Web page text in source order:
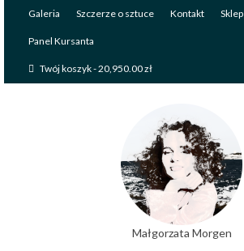
Galeria Szczerze o sztuce Kontakt Sklep
Panel Kursanta
Twój koszyk-20,950.00zł
Małgorzata Morgen